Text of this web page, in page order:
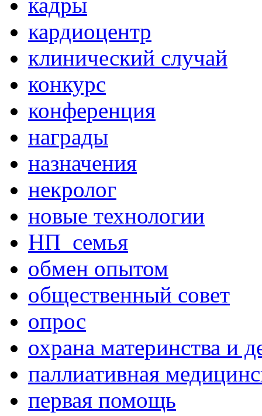
кардиоцентр
клинический случай
конкурс
конференция
награды
назначения
некролог
новые технологии
НП_семья
обмен опытом
общественный совет
опрос
охрана материнства и
паллиативная
первая помощь